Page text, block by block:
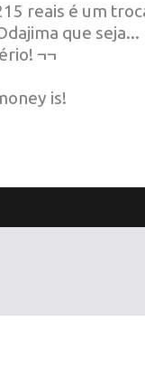
reais é um
que seja...
¬¬
is!